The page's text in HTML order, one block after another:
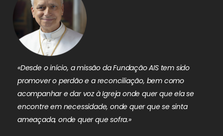
«Desde o início, a missão da Fundação AIS tem sido
promover o perdão e a reconciliação, bem como
acompanhar e dar voz à Igreja onde quer que ela se
encontre em necessidade, onde quer que se sinta
ameaçada, onde quer que sofra.»